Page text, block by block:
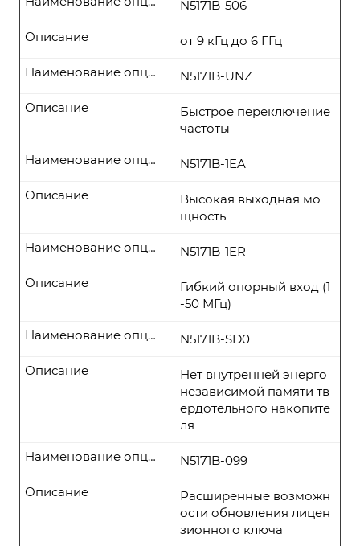
N5171B-506
от 9 кГц до 6 ГГц
Описание
N5171B-UNZ
Наименование опции
Быстрое переключение
частоты
Описание
N5171B-1EA
Наименование опции
Высокая выходная мо
щность
Описание
N5171B-1ER
Наименование опции
Гибкий опорный вход (1
-50 МГц)
Описание
N5171B-SD0
Наименование опции
Нет внутренней энерго
независимой памяти тв
ердотельного накопите
ля
Описание
N5171B-099
Наименование опции
Расширенные возможн
ости обновления лицен
зионного ключа
Описание